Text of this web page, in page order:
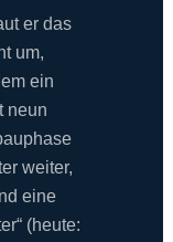
er das
um,
ein
neun
weiter,
eine
(heute: